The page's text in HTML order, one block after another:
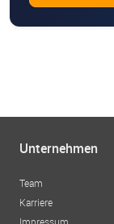
Unternehmen
Team
Karriere